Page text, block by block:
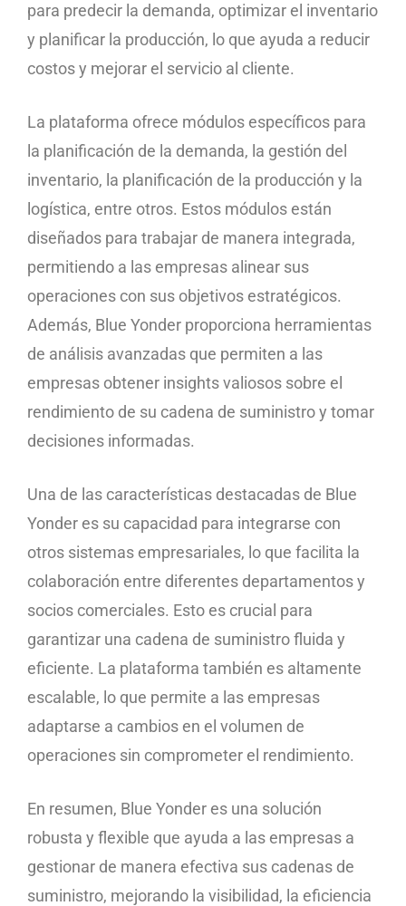
para predecir la demanda, optimizar el inventario
y planificar la producción, lo que ayuda a reducir
costos y mejorar el servicio al cliente.
La plataforma ofrece módulos específicos para
la planificación de la demanda, la gestión del
inventario, la planificación de la producción y la
logística, entre otros. Estos módulos están
diseñados para trabajar de manera integrada,
permitiendo a las empresas alinear sus
operaciones con sus objetivos estratégicos.
Además, Blue Yonder proporciona herramientas
de análisis avanzadas que permiten a las
empresas obtener insights valiosos sobre el
rendimiento de su cadena de suministro y tomar
decisiones informadas.
Una de las características destacadas de Blue
Yonder es su capacidad para integrarse con
otros sistemas empresariales, lo que facilita la
colaboración entre diferentes departamentos y
socios comerciales. Esto es crucial para
garantizar una cadena de suministro fluida y
eficiente. La plataforma también es altamente
escalable, lo que permite a las empresas
adaptarse a cambios en el volumen de
operaciones sin comprometer el rendimiento.
En resumen, Blue Yonder es una solución
robusta y flexible que ayuda a las empresas a
gestionar de manera efectiva sus cadenas de
suministro, mejorando la visibilidad, la eficiencia